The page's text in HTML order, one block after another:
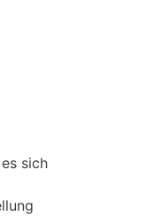
sich